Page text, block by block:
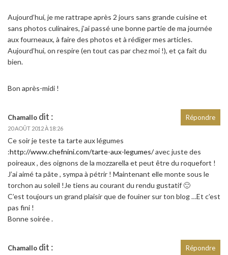
Aujourd’hui, je me rattrape après 2 jours sans grande cuisine et
sans photos culinaires, j’ai passé une bonne partie de ma journée
aux fourneaux, à faire des photos et à rédiger mes articles.
Aujourd’hui, on respire (en tout cas par chez moi !), et ça fait du
bien.
Bon après-midi !
Chamallo dit :
20 AOÛT 2012 À 18:26
Ce soir je teste ta tarte aux légumes
:http://www.chefnini.com/tarte-aux-legumes/avec juste des
poireaux , des oignons de la mozzarella et peut être du roquefort !
J’ai aimé ta pâte , sympa à pétrir ! Maintenant elle monte sous le
torchon au soleil !Je tiens au courant du rendu gustatif 🙂
C’est toujours un grand plaisir que de fouiner sur ton blog …Et c’est
pas fini !
Bonne soirée .
Répondre
Chamallo dit : Répondre